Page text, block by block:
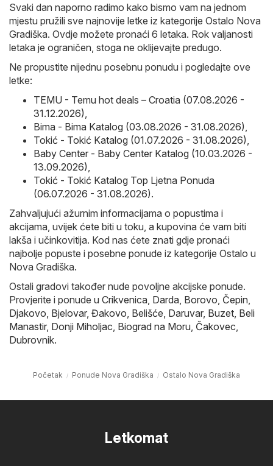
Svaki dan naporno radimo kako bismo vam na jednom
mjestu pružili sve najnovije letke iz kategorije Ostalo Nova
Gradiška. Ovdje možete pronaći 6 letaka. Rok valjanosti
letaka je ograničen, stoga ne oklijevajte predugo.
Ne propustite nijednu posebnu ponudu i pogledajte ove
letke:
TEMU - Temu hot deals – Croatia (07.08.2026 -
31.12.2026)
Bima - Bima Katalog (03.08.2026 - 31.08.2026)
Tokić - Tokić Katalog (01.07.2026 - 31.08.2026)
Baby Center - Baby Center Katalog (10.03.2026 -
13.09.2026)
Tokić - Tokić Katalog Top Ljetna Ponuda
(06.07.2026 - 31.08.2026).
Zahvaljujući ažurnim informacijama o popustima i
akcijama, uvijek ćete biti u toku, a kupovina će vam biti
lakša i učinkovitija. Kod nas ćete znati gdje pronaći
najbolje popuste i posebne ponude iz kategorije Ostalo u
Nova Gradiška.
Ostali gradovi također nude povoljne akcijske ponude.
Provjerite i ponude u Crikvenica Darda Borovo Čepin
Djakovo Bjelovar, Đakovo Belišće Daruvar, Buzet Beli
Manastir, Donji Miholjac Biograd na Moru Čakovec
Dubrovnik.
Početak Ponude Nova Gradiška Ostalo Nova Gradiška
Letkomat